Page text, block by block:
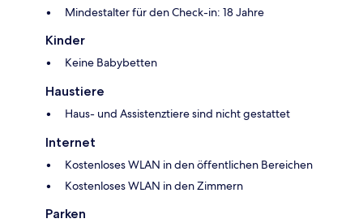
Mindestalter für den Check-in: 18 Jahre
Kinder
Keine Babybetten
Haustiere
Haus- und Assistenztiere sind nicht gestattet
Internet
Kostenloses WLAN in den öffentlichen Bereichen
Kostenloses WLAN in den Zimmern
Parken